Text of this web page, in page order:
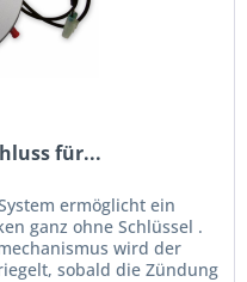
für...
ermöglicht ein
ganz ohne Schlüssel .
wird der
sobald die Zündung